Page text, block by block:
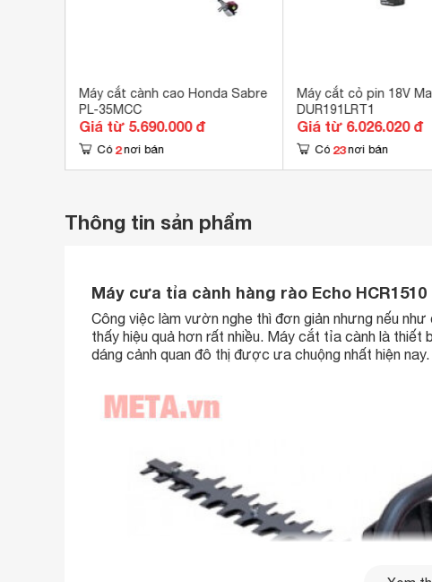
Máy cắt cành cao Honda Sabre
PL-35MCC
Giá từ 5.690.000 đ
Có 2 nơi bán
Máy cắt cỏ pin 18V
DUR191LRT1
Giá từ 6.026.020 đ
Có 23 nơi bán
Thông tin sản phẩm
Máy cưa tỉa cành hàng rào Echo
Công việc làm vườn nghe thì đơn giản nhưng nếu
thấy hiệu quả hơn rất nhiều. Máy cắt tỉa cành là
dáng cảnh quan đô thị được ưa chuộng nhất hiện nay.